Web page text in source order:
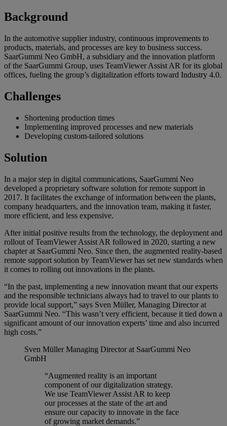
Background
In the automotive supplier industry, continuous improvements to
products, materials, and processes are key to business success.
SaarGummi Neo GmbH, a subsidiary and the innovation platform
of the SaarGummi Group, uses TeamViewer Assist AR for its global
offices, fueling the group’s digitalization efforts toward Industry 4.0.
Challenges
Shortening production times
Implementing improved processes and new materials
Developing custom-tailored solutions
Solution
In a major step in digital communications, SaarGummi Neo
developed a proprietary software solution for remote support in
2017. It facilitates the exchange of information between the plants,
company headquarters, and the innovation team, making it faster,
more efficient, and less expensive.
After initial positive results from the technology, the deployment and
rollout of TeamViewer Assist AR followed in 2020, starting a new
chapter at SaarGummi Neo. Since then, the augmented reality-based
remote support solution by TeamViewer has set new standards when
it comes to rolling out innovations in the plants.
“In the past, implementing a new innovation meant that our experts
and the responsible technicians always had to travel to our plants to
provide local support,” says Sven Müller, Managing Director at
SaarGummi Neo. “This wasn’t very efficient, because it tied down a
significant amount of our innovation experts’ time and also incurred
high costs.”
Sven Müller Managing Director at SaarGummi Neo
GmbH
“Augmented reality is an important
component of our digitalization strategy.
We use TeamViewer Assist AR to keep
our processes at the state of the art and
ensure our capacity to innovate in the face
of growing market demands.”